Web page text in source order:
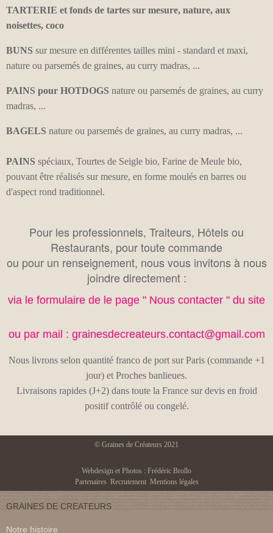
TARTERIE et fonds de tartes sur mesure, nature, aux
noisettes, coco
BUNS sur mesure en différentes tailles mini - standard et maxi,
nature ou parsemés de graines, au curry madras, ...
PAINS pour HOTDOGS nature ou parsemés de graines, au curry
madras, ...
BAGELS nature ou parsemés de graines, au curry madras, ...
PAINS spéciaux, Tourtes de Seigle bio, Farine de Meule bio,
pouvant être réalisés sur mesure, en forme moulés en barres ou
d'aspect rond traditionnel.
Pour les professionnels, Traiteurs, Hôtels ou
Restaurants, pour toute commande
ou pour un renseignement, nous vous invitons à nous
joindre directement :
via le formulaire de le page " Nous contacter " du site
ou par mail : grainesdecreateurs.contact@gmail.com
Nous livrons selon quantité franco de port sur Paris (commande +1
jour) et Proches banlieues.
Livraisons rapides (J+2) dans toute la France sur devis en froid
positif contrôlé ou congelé.
© Graines de Créateurs 2021
Webdesign et Photos : Frédéric Brollo
Partenaires Recrutement Mentions légales
GRAINES DE CREATEURS
Notre histoire